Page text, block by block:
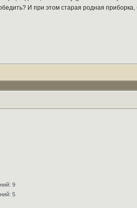
И при этом старая родная
9
5